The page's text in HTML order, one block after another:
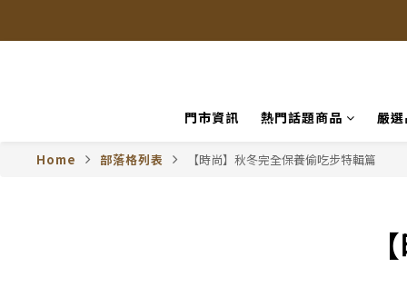
門市資訊 熱門話題商品 嚴
Home 部落格列表 【時尚】秋冬完全保養偷吃步特輯篇